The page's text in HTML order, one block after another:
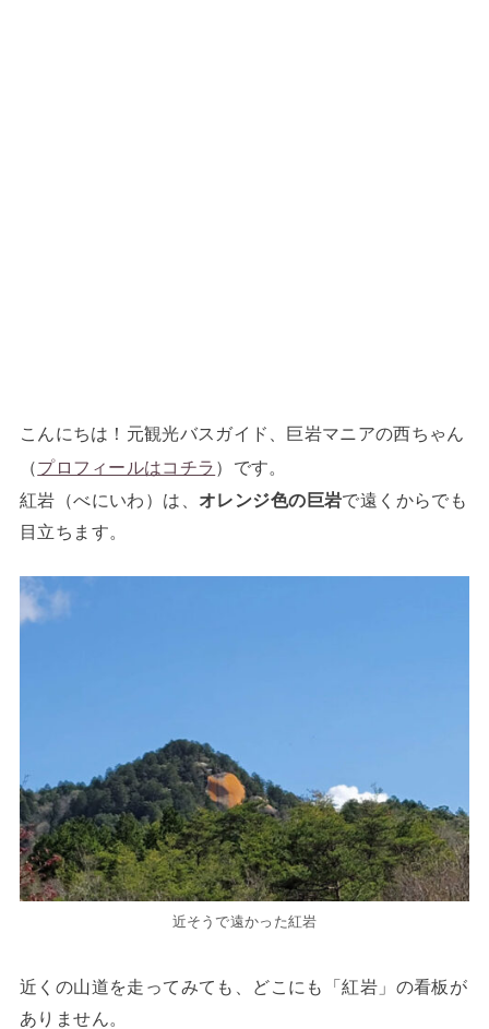
こんにちは！元観光バスガイド、巨岩マニアの西ちゃん
（プロフィールはコチラ ）です。
紅岩（べにいわ）は、 オレンジ色の巨岩で遠くからでも
目立ちます。
近そうで遠かった紅岩
近くの山道を走ってみても、どこにも「紅岩」の看板が
ありません。